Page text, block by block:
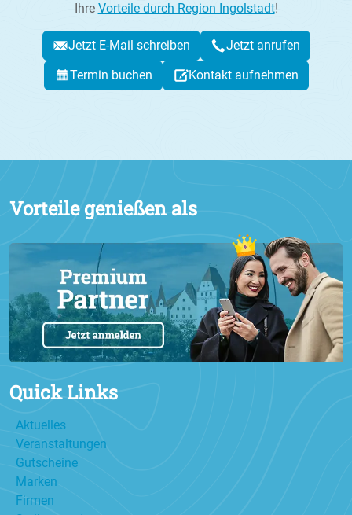
Ihre Vorteile durch Region Ingolstadt!
Jetzt E-Mail schreiben
Jetzt anrufen
Termin buchen
Kontakt aufnehmen
Vorteile genießen als
Quick Links
Aktuelles
Veranstaltungen
Gutscheine
Marken
Firmen